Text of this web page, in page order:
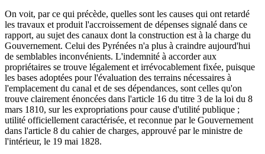
On voit, par ce qui précède, quelles sont les causes qui ont retardé
les travaux et produit l'accroissement de dépenses signalé dans ce
rapport, au sujet des canaux dont la construction est à la charge du
Gouvernement. Celui des Pyrénées n'a plus à craindre aujourd'hui
de semblables inconvénients. L'indemnité à accorder aux
propriétaires se trouve légalement et irrévocablement fixée, puisque
les bases adoptées pour l'évaluation des terrains nécessaires à
l'emplacement du canal et de ses dépendances, sont celles qu'on
trouve clairement énoncées dans l'article 16 du titre 3 de la loi du 8
mars 1810, sur les expropriations pour cause d'utilité publique ;
utilité officiellement caractérisée, et reconnue par le Gouvernement
dans l'article 8 du cahier de charges, approuvé par le ministre de
l'intérieur, le 19 mai 1828.